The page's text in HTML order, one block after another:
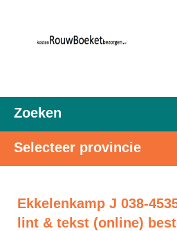
Zoeken
Selecteer provincie
Ekkelenkamp J 038-
lint & tekst (online)